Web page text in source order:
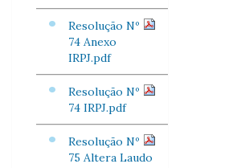
Resolução Nº
74 Anexo
IRPJ.pdf
Resolução Nº
74 IRPJ.pdf
Resolução Nº
75 Altera Laudo